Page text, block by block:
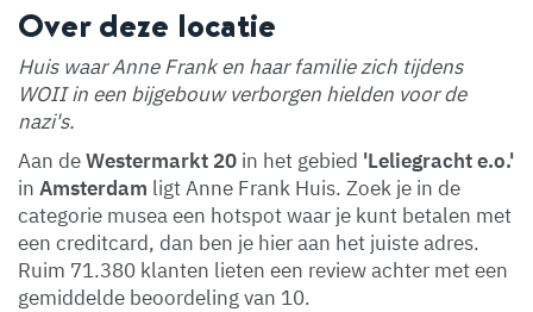
Over deze locatie
Huis waar Anne Frank en haar familie zich tijdens
WOII in een bijgebouw verborgen hielden voor de
nazi's.
Aan deWestermarkt 20 in het gebied 'Leliegracht e.o.'
in Amsterdam ligt Anne Frank Huis. Zoek je in de
categorie musea een hotspot waar je kunt betalen met
een creditcard, dan ben je hier aan het juiste adres.
Ruim 71.380 klanten lieten een review achter met een
gemiddelde beoordeling van 10.